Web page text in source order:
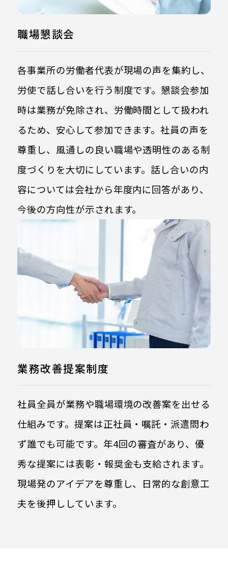
職場懇談会
各事業所の労働者代表が現場の声を集約し、
労使で話し合いを行う制度です。懇談会参加
時は業務が免除され、労働時間として扱われ
るため、安心して参加できます。社員の声を
尊重し、風通しの良い職場や透明性のある制
度づくりを大切にしています。話し合いの内
容については会社から年度内に回答があり、
今後の方向性が示されます。
業務改善提案制度
社員全員が業務や職場環境の改善案を出せる
仕組みです。提案は正社員・嘱託・派遣問わ
ず誰でも可能です。年4回の審査があり、優
秀な提案には表彰・報奨金も支給されます。
現場発のアイデアを尊重し、日常的な創意工
夫を後押ししています。